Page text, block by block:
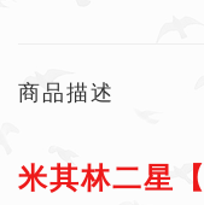
商品描述
米其林二星